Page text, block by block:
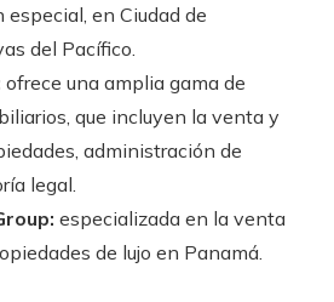
especial, en Ciudad de
del Pacífico.
ofrece una amplia gama de
que incluyen la venta y
administración de
legal.
especializada en la venta
de lujo en Panamá.